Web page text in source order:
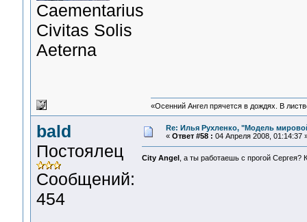
Сaementarius
Civitas Solis
Aeterna
«Осенний Ангел прячется в дождях. В
bald
Постоялец
Сообщений:
454
Re: Илья Рухленко, "Модель
« Ответ #58 : 04 Апреля 2008, 01:14:37
City Angel , а ты работаешь с прогой